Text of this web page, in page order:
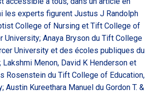
les experts figurent Justus J Randolph
College of Nursing et Tift College of
University; Anaya Bryson du Tift College
University et des écoles publiques du
Menon, David K Henderson et
Rosenstein du Tift College of Education,
Austin Kureethara Manuel du Gordon T. &